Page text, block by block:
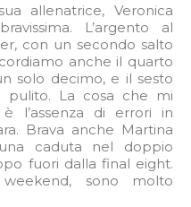
allenatrice, Veronica
L’argento al
con un secondo salto
anche il quarto
solo decimo, e il sesto
pulito. La cosa che mi
l’assenza di errori in
Brava anche Martina
caduta nel doppio
fuori dalla final eight.
sono molto